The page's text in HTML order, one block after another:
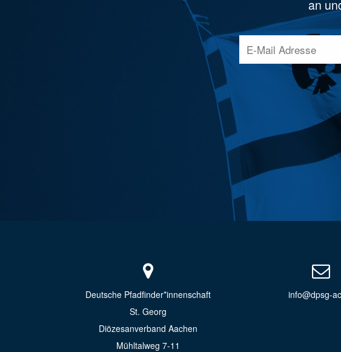
an
Deutsche Pfadfinder*innenschaft
St. Georg
Diözesanverband Aachen
Mühltalweg 7-11
info@dpsg-